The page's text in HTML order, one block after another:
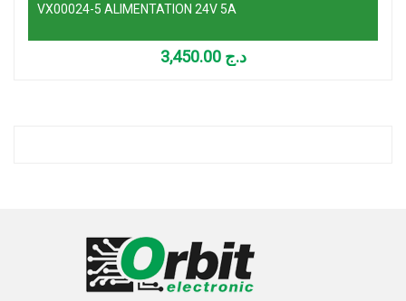
VX00024-5 ALIMENTATION 24V 5A
د.ج 3,450.00